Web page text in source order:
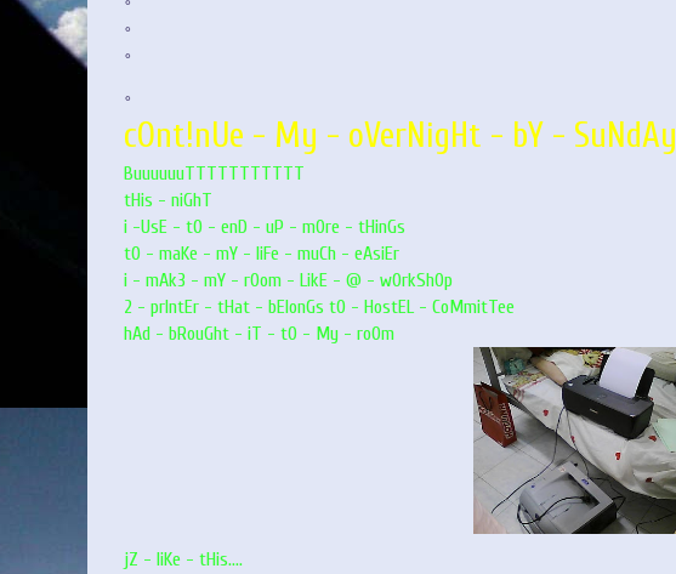
。
。
。
cOnt!nUe - My - oVerNigHt - bY - SuNdAy
BuuuuuuTTTTTTTTTTT
tHis - niGhT
i -UsE - tO - enD - uP - mOre - tHinGs
tO - maKe - mY - liFe - muCh - eAsiEr
i - mAk3 - mY - rOom - LikE - @ - wOrkShOp
2 - prIntEr - tHat - bElonGs tO - HostEL - CoMmitTee
hAd - bRouGht - iT - tO - My - roOm
jZ - liKe - tHis....